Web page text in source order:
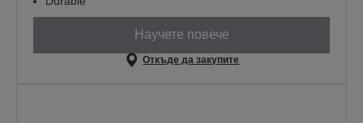
Научете повече
Откъде да закупите